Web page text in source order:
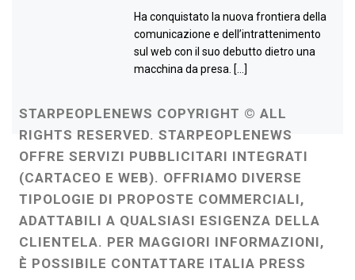
Ha conquistato la nuova frontiera della
comunicazione e dell’intrattenimento
sul web con il suo debutto dietro una
macchina da presa. […]
STARPEOPLENEWS COPYRIGHT © ALL
RIGHTS RESERVED. STARPEOPLENEWS
OFFRE SERVIZI PUBBLICITARI INTEGRATI
(CARTACEO E WEB). OFFRIAMO DIVERSE
TIPOLOGIE DI PROPOSTE COMMERCIALI,
ADATTABILI A QUALSIASI ESIGENZA DELLA
CLIENTELA. PER MAGGIORI INFORMAZIONI,
È POSSIBILE CONTATTARE ITALIA PRESS